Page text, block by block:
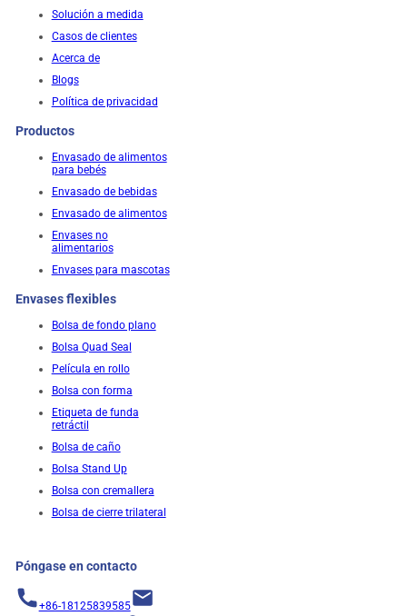
Solución a medida
Casos de clientes
Acerca de
Blogs
Política de privacidad
Productos
Envasado de alimentos
para bebés
Envasado de bebidas
Envasado de alimentos
Envases no
alimentarios
Envases para mascotas
Envases flexibles
Bolsa de fondo plano
Bolsa Quad Seal
Película en rollo
Bolsa con forma
Etiqueta de funda
retráctil
Bolsa de caño
Bolsa Stand Up
Bolsa con cremallera
Bolsa de cierre trilateral
Póngase en contacto
+86-18125839585